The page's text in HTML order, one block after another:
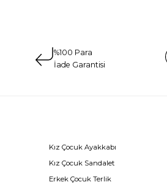
%100 Para
İade Garantisi
Kız Çocuk Ayakkabı
Kız Çocuk Sandalet
Erkek Çocuk Terlik